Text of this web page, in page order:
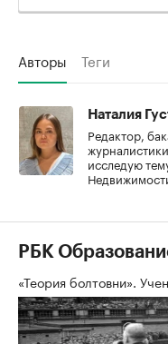
Авторы Теги
Наталия
Редактор,
исследую
РБК
«Теория болтовни».